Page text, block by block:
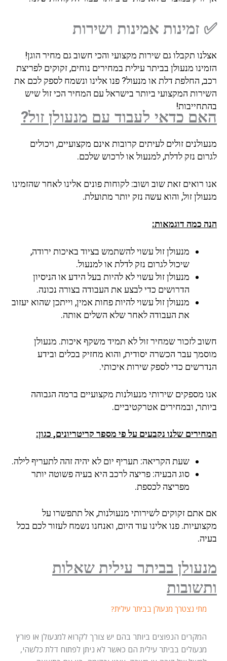
זמינות אמינות ושירות
תקבלו גם שירות מקצועי והכי חשוב גם מחיר הוגן!
מנעולן בביתר עילית במחירים נוחים, זקוקים לפריצת
החלפת דלת או מנעול? פנו אלינו ונשמח לספק לכם את
המקצועי ביותר בישראל עם המחיר הכי זול שיש
כדאי לעבוד עם מנעולן זול?
זולים לעיתים קרובות אינם מקצועיים, ויכולים
נזק לדלת, למנעול או לרכוש שלכם.
רואים זאת שוב ושוב: לקוחות פונים אלינו לאחר שהזמינו
זול, והוא עשה נזק יותר מתועלת.
כמה דוגמאות:
מנעולן זול עשוי להשתמש בציוד באיכות ירודה,
שיכול לגרום נזק לדלת או למנעול.
מנעולן זול עשוי לא להיות בעל הידע או הניסיון
הדרושים כדי לבצע את העבודה בצורה נכונה.
מנעולן זול עשוי להיות פחות אמין, וייתכן שהוא יעזוב
את העבודה לאחר שלא השלים אותה.
לזכור שמחיר זול לא תמיד משקף איכות. מנעולן
עבר הכשרה יסודית, והוא מחזיק בכלים ובידע
כדי לספק שירות איכותי.
מספקים שירותי מנעולנות מקצועיים ברמה הגבוהה
ובמחירים אטרקטיביים.
שלנו נקבעים על פי מספר קריטריונים, כגון:
שעת הקריאה:תעריף יום לא יהיה זהה לתעריף לילה.
סוג הבעיה:פריצה לרכב היא בעיה פשוטה יותר
מפריצה לכספת.
אתם זקוקים לשירותי מנעולנות, אל תתפשרו על
פנו אלינו עוד היום, ואנחנו נשמח לעזור לכם בכל
בביתר עילית שאלות
מתי נצטרך מנעולן בביתר עילית?
המקרים הנפוצים ביותר בהם יש צורך לקרוא למנעולן או פורץ
מנעולים בביתר עילית הם כאשר לא ניתן לפתוח דלת כלשהי,